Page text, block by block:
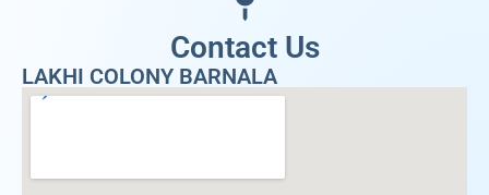
Contact Us
LAKHI COLONY BARNALA